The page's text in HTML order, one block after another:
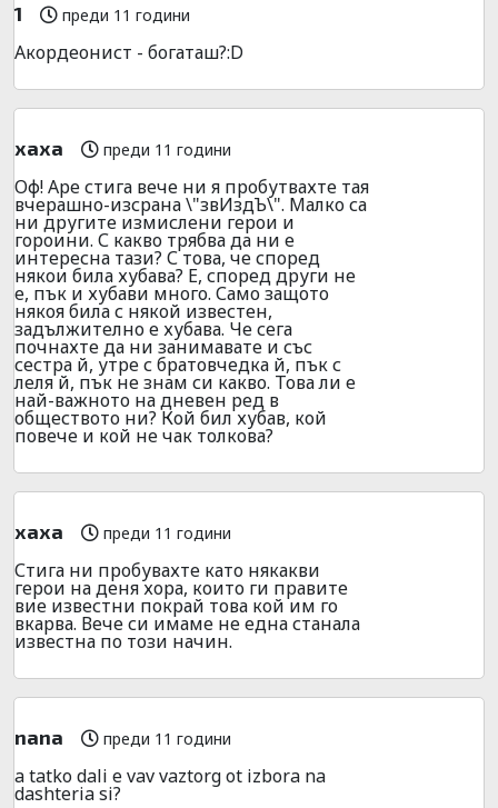
1 преди 11 години
Акордеонист - богаташ?:D
хаха преди 11 години
Оф! Аре стига вече ни я пробутвахте тая
вчерашно-изсрана \"звИздЪ\". Малко са
ни другите измислени герои и
гороини. С какво трябва да ни е
интересна тази? С това, че според
някои била хубава? Е, според други не
е, пък и хубави много. Само защото
някоя била с някой известен,
задължително е хубава. Че сега
почнахте да ни занимавате и със
сестра й, утре с братовчедка й, пък с
леля й, пък не знам си какво. Това ли е
най-важното на дневен ред в
обществото ни? Кой бил хубав, кой
повече и кой не чак толкова?
хаха преди 11 години
Стига ни пробувахте като някакви
герои на деня хора, които ги правите
вие известни покрай това кой им го
вкарва. Вече си имаме не една станала
известна по този начин.
nana преди 11 години
a tatko dali e vav vaztorg ot izbora na
dashteria si?